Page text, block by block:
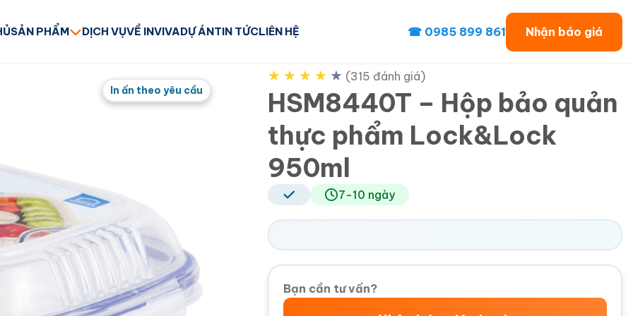
SẢN PHẨM DỊCH VỤVỀ INVIVADỰ ÁNTIN TỨCLIÊN HỆ ☎ 0985 899 861 Nhận báo giá
In ấn theo yêu cầu
★ ★ ★ ★ ★ (315 đánh giá)
HSM8440T – Hộp bảo quản
thực phẩm Lock&Lock
950ml
7-10 ngày
Bạn cần tư vấn?